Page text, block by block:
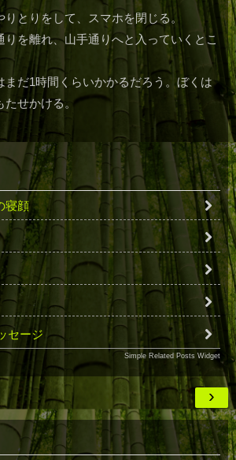
とりをして、スマホを閉じる。
りを離れ、山手通りへと入っていくとこ
まだ1時間くらいかかるだろう。ぼくは
たせかける。
寝顔
セージ
Simple Related Posts Widget
›